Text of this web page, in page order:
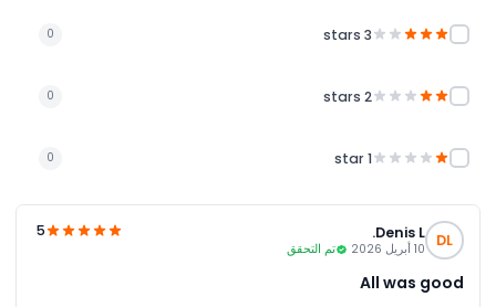
3 stars
0
2 stars
0
1 star
0
DL
Denis L.
10 أبريل 2026 تم التحقق
5
All was good